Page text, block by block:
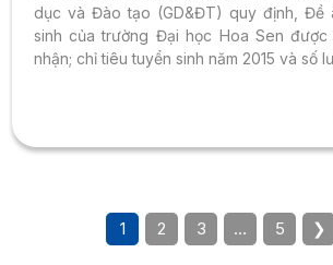
dục và Đào tạo (GD&ĐT) quy định, Đề
sinh của trường Đại học Hoa Sen được
nhận; chỉ tiêu tuyển sinh năm 2015 và số
đồng tuyển sinh trường Đại học Hoa Sen
trúng tuyển nguyện vọng bổ sung (đợt 1)
thức tuyển sinh đại học, cao...
1 2 3 … 5 ❯